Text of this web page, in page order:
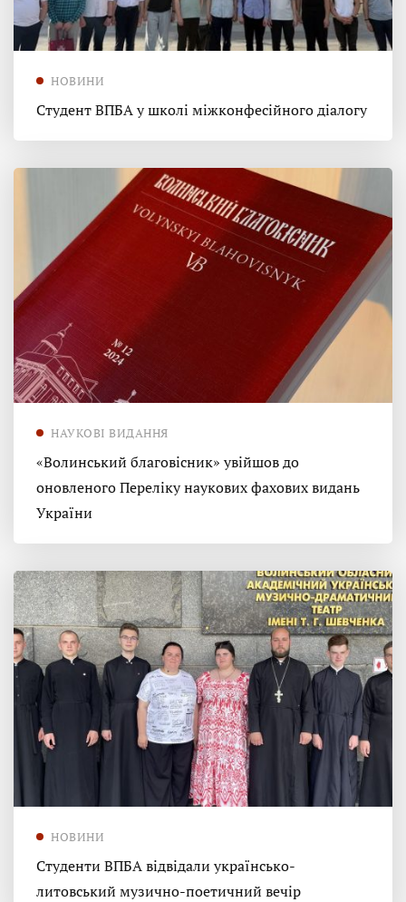
НОВИНИ
Студент ВПБА у школі міжконфесійного діалогу
НАУКОВІ ВИДАННЯ
«Волинський благовісник» увійшов до
оновленого Переліку наукових фахових видань
України
НОВИНИ
Студенти ВПБА відвідали українсько-
литовський музично-поетичний вечір